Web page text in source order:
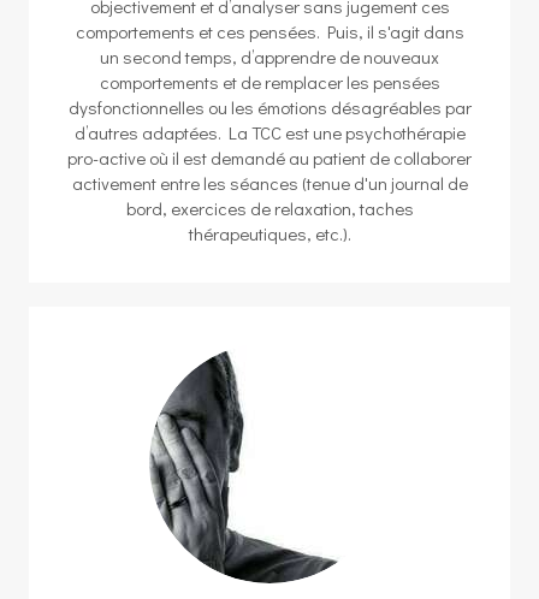
objectivement et d’analyser sans jugement ces
comportements et ces pensées. Puis, il s'agit dans
un second temps, d’apprendre de nouveaux
comportements et de remplacer les pensées
dysfonctionnelles ou les émotions désagréables par
d’autres adaptées. La TCC est une psychothérapie
pro-active où il est demandé au patient de collaborer
activement entre les séances (tenue d'un journal de
bord, exercices de relaxation, taches
thérapeutiques, etc.).